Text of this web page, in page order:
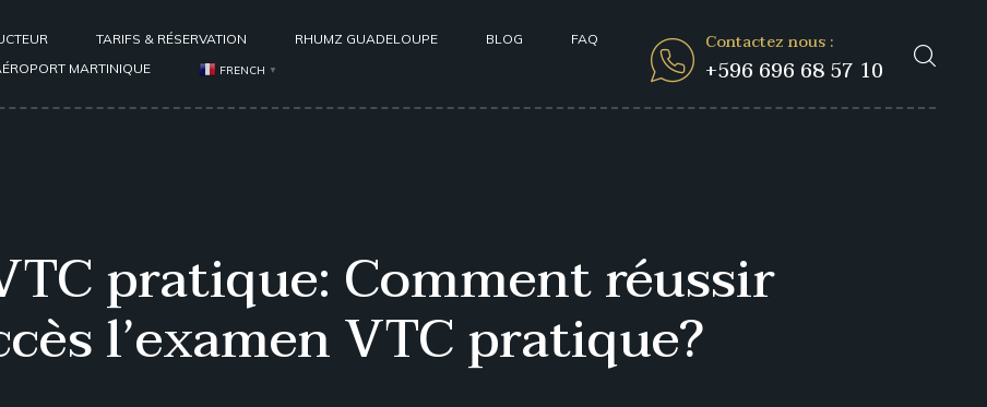
TARIFS & RÉSERVATION RHUMZ GUADELOUPE BLOG
FAQ
MARTINIQUE FRENCH ▼
Contactez nous :
+596 696 68 57 10
pratique: Comment réussir
l’examen VTC pratique?